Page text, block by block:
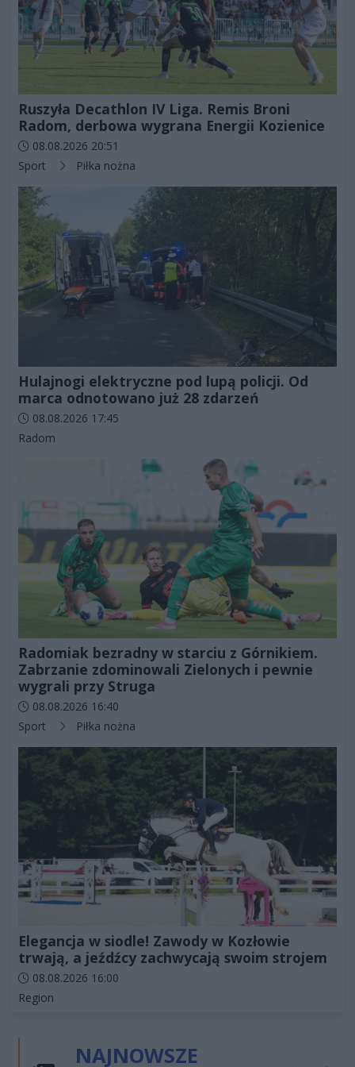
Ruszyła Decathlon IV Liga. Remis Broni
Radom, derbowa wygrana Energii Kozienice
Data dodania artykułu:
08.08.2026 20:51
Kategorie artykułu:
Sport Piłka nożna
Hulajnogi elektryczne pod lupą policji. Od
marca odnotowano już 28 zdarzeń
Data dodania artykułu:
08.08.2026 17:45
Kategorie artykułu:
Radom
Radomiak bezradny w starciu z Górnikiem.
Zabrzanie zdominowali Zielonych i pewnie
wygrali przy Struga
Data dodania artykułu:
08.08.2026 16:40
Kategorie artykułu:
Sport Piłka nożna
Elegancja w siodle! Zawody w Kozłowie
trwają, a jeźdźcy zachwycają swoim strojem
Data dodania artykułu:
08.08.2026 16:00
Kategorie artykułu:
Region
NAJNOWSZE